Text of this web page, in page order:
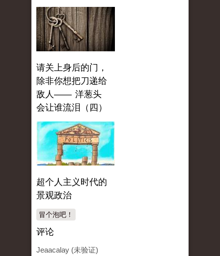
请关上身后的门，
除非你想把刀递给
敌人—— 洋葱头
会让谁流泪（四）
超个人主义时代的
景观政治
冒个泡吧！
评论
Jeaacalay (未验证)